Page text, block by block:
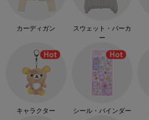
カーディガン
スウェット・パーカ
ー
キャラクター シール・バインダー